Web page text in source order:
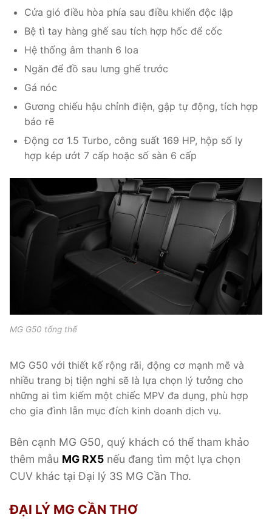
Cửa gió điều hòa phía sau điều khiển độc lập
Bệ tì tay hàng ghế sau tích hợp hốc để cốc
Hệ thống âm thanh 6 loa
Ngăn để đồ sau lưng ghế trước
Gá nóc
Gương chiếu hậu chỉnh điện, gập tự động, tích hợp
báo rẽ
Động cơ 1.5 Turbo, công suất 169 HP, hộp số ly
hợp kép ướt 7 cấp hoặc số sàn 6 cấp
MG G50 tổng thể
MG G50 với thiết kế rộng rãi, động cơ mạnh mẽ và
nhiều trang bị tiện nghi sẽ là lựa chọn lý tưởng cho
những ai tìm kiếm một chiếc MPV đa dụng, phù hợp
cho gia đình lẫn mục đích kinh doanh dịch vụ.
Bên cạnh MG G50, quý khách có thể tham khảo
thêm mẫu MG RX5 nếu đang tìm một lựa chọn
CUV khác tại Đại lý 3S MG Cần Thơ.
ĐẠI LÝ MG CẦN THƠ